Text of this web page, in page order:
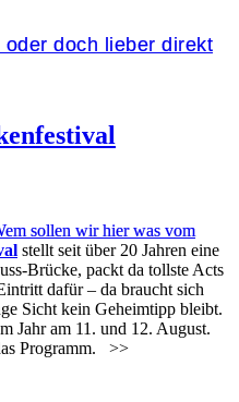
doch lieber direkt
sollen wir hier was vom
stellt seit über 20 Jahren eine
Brücke, packt da tollste Acts
dafür – da braucht sich
Sicht kein Geheimtipp bleibt.
Jahr am 11. und 12. August.
Programm.
>>